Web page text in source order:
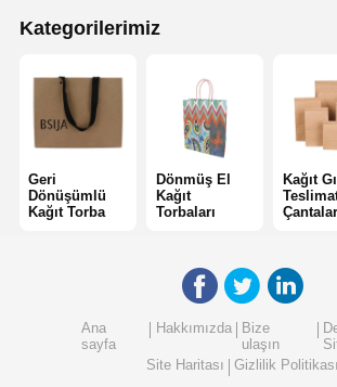
Kırpın Kâğıt Torbaları
Termal Kağıt Rulosu
Dokuma olmayan çantalar
Kategorilerimiz
Geri
Dönüşümlü
Kağıt Torba
Dönmüş El
Kağıt
Torbaları
Kağıt
Ana
sayfa
Hakkımızda
Bize
ulaşın
Site Haritası
Gizlilik Politikası